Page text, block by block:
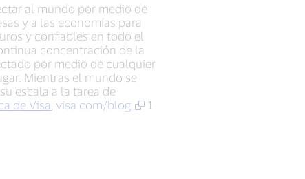
al mundo por medio de
y a las economías para
y confiables en todo el
concentración de la
por medio de cualquier
Mientras el mundo se
escala a la tarea de
de Visa visa.com/blog
1